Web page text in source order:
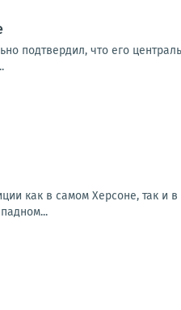
подтвердил, что его
как в самом Херсоне, так и в